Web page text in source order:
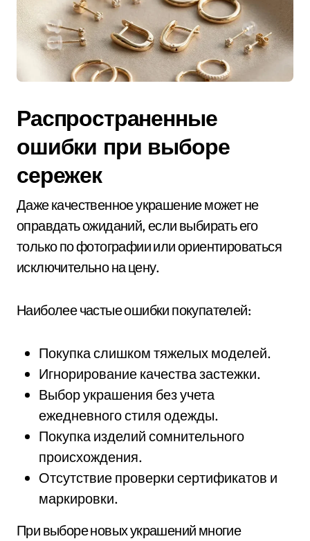
Распространенные
ошибки при выборе
сережек
Даже качественное украшение может не
оправдать ожиданий, если выбирать его
только по фотографии или ориентироваться
исключительно на цену.
Наиболее частые ошибки покупателей:
Покупка слишком тяжелых моделей.
Игнорирование качества застежки.
Выбор украшения без учета
ежедневного стиля одежды.
Покупка изделий сомнительного
происхождения.
Отсутствие проверки сертификатов и
маркировки.
При выборе новых украшений многие